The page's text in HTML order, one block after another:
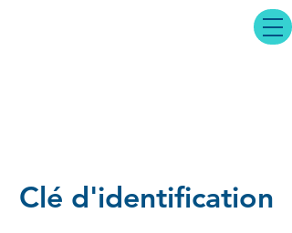
Clé d'identification